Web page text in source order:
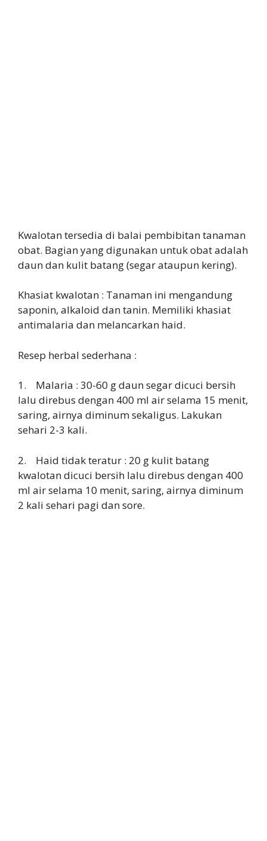
Kwalotan tersedia di balai pembibitan tanaman
obat. Bagian yang digunakan untuk obat adalah
daun dan kulit batang (segar ataupun kering).
Khasiat kwalotan : Tanaman ini mengandung
saponin, alkaloid dan tanin. Memiliki khasiat
antimalaria dan melancarkan haid.
Resep herbal sederhana :
1. Malaria : 30-60 g daun segar dicuci bersih
lalu direbus dengan 400 ml air selama 15 menit,
saring, airnya diminum sekaligus. Lakukan
sehari 2-3 kali.
2. Haid tidak teratur : 20 g kulit batang
kwalotan dicuci bersih lalu direbus dengan 400
ml air selama 10 menit, saring, airnya diminum
2 kali sehari pagi dan sore.